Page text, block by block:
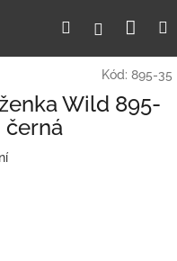
HledatPřihlášení
Kód: 895-35
Wild 895-
černá